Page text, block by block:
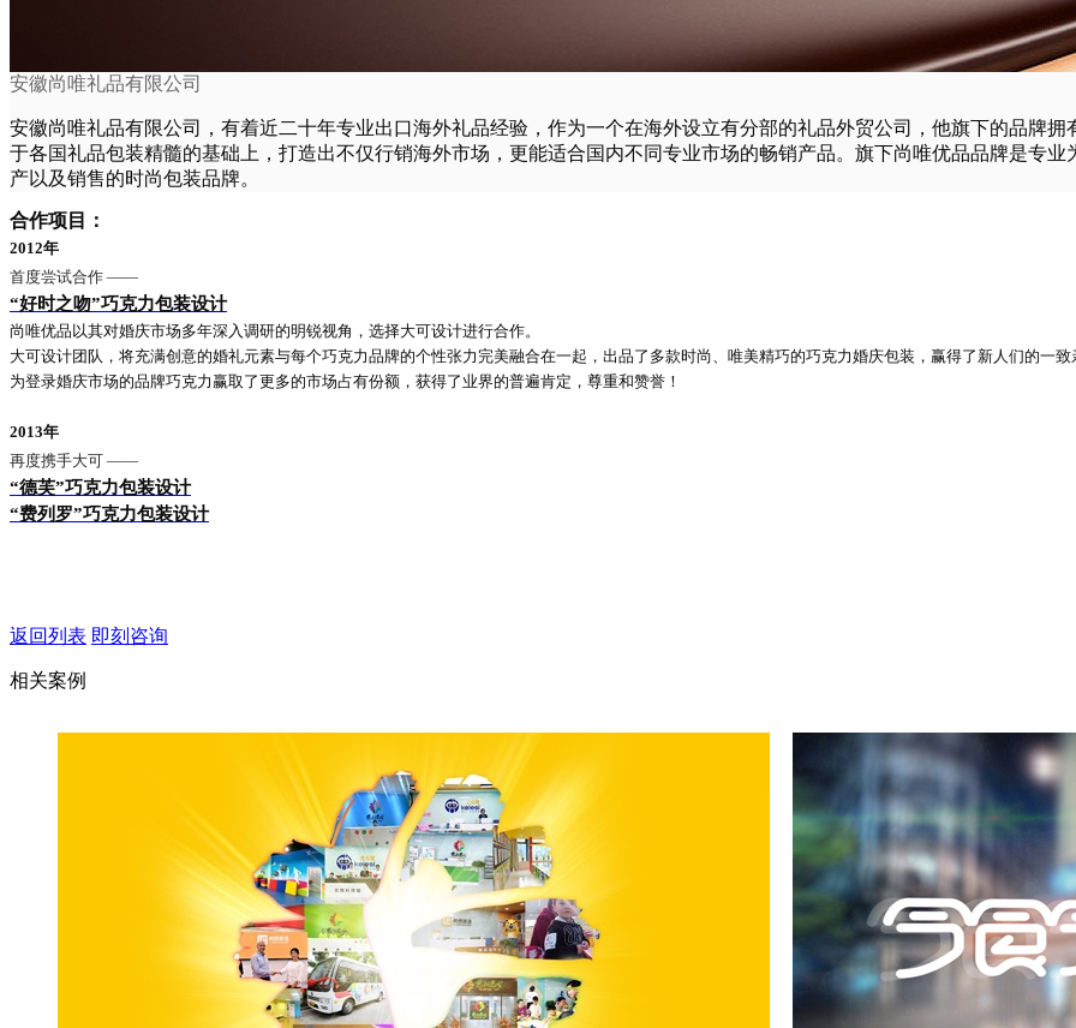
安徽尚唯礼品有限公司
安徽尚唯礼品有限公司，有着近二十年专业出口海外礼品经验，作为一个在海外设立有分部的礼品外贸公司，他旗下的品牌
于各国礼品包装精髓的基础上，打造出不仅行销海外市场，更能适合国内不同专业市场的畅销产品。旗下尚唯优品品牌是专
产以及销售的时尚包装品牌。
合作项目：
2012年
首度尝试合作 ——
“好时之吻”巧克力包装设计
尚唯优品以其对婚庆市场多年深入调研的明锐视角，选择大可设计进行合作。
大可设计团队，将充满创意的婚礼元素与每个巧克力品牌的个性张力完美融合在一起，出品了多款时尚、唯美精巧的巧克力婚庆包装，赢得了新人们的一致
为登录婚庆市场的品牌巧克力赢取了更多的市场占有份额，获得了业界的普遍肯定，尊重和赞誉！
2013年
再度携手大可 ——
“德芙”巧克力包装设计
“费列罗”巧克力包装设计
返回列表 即刻咨询
相关案例